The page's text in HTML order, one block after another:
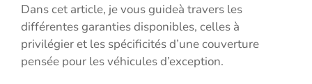
Dans cet article, je vous guideà travers les
différentes garanties disponibles, celles à
privilégier et les spécificités d’une couverture
pensée pour les véhicules d’exception.